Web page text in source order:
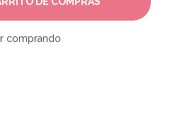
comprando